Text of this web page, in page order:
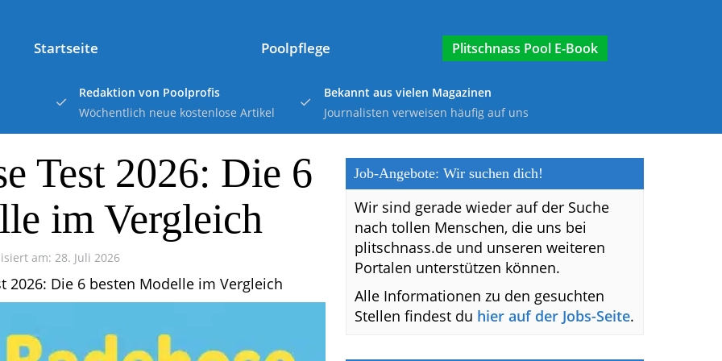
Startseite Poolpflege E-Book
Redaktion von Poolprofis
Wöchentlich neue kostenlose Artikel
Bekannt aus vielen Magazinen
Journalisten verweisen häufig auf uns
Test 2026: Die 6
im Vergleich
am: 28. Juli 2026
2026: Die 6 besten Modelle im Vergleich
Job-Angebote: Wir suchen dich!
Wir sind gerade wieder auf der Suche
nach tollen Menschen, die uns bei
plitschnass.de und unseren weiteren
Portalen unterstützen können.
Alle Informationen zu den gesuchten
Stellen findest du hier auf der Jobs-Seite.